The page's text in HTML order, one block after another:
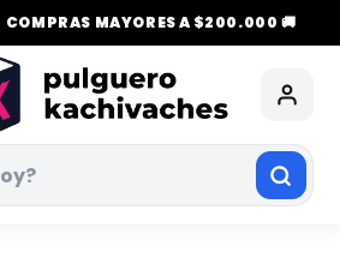
COMPRAS MAYORES A $200.000 🚚